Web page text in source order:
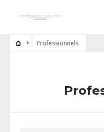
Professionnels